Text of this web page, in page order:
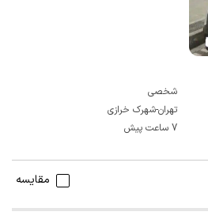
شخصی
تهران-شهرک خرازی
7 ساعت پیش
مقایسه